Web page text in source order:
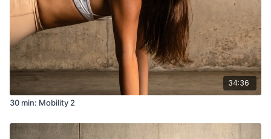
34:36
30 min: Mobility 2